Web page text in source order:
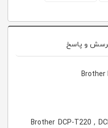
و پاسخ
Brother DCP-T220 ,